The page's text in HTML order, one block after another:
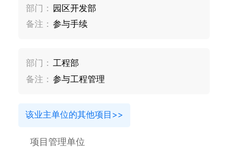
部门： 园区开发部
备注： 参与手续
部门： 工程部
备注： 参与工程管理
该业主单位的其他项目>>
项目管理单位